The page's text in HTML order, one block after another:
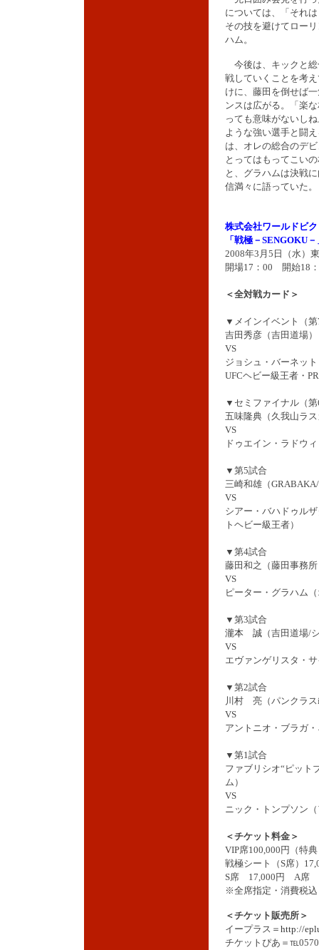
については、「それ
その技を避けてロー
ハム。
今後は、キックと総
戦していくことを考
けに、藤田を倒せば
ンスは広がる。「楽
っても意味がないし
ような強い選手と闘
は、オレの総合のデ
とってはもってこい
と、グラハムは決戦
信満々に語っていた。
株式会社ワールドビ
「戦極－SENGOKU－
2008年3月5日（水）
開場17：00 開始18
＜全対戦カード＞
▼メインイベント（第
吉田秀彦（吉田道場）
VS
ジョシュ・バーネッ
UFCヘビー級王者・
▼セミファイナル（第
五味隆典（久我山ラ
VS
ドゥエイン・ラドウ
▼第5試合
三崎和雄（
VS
シアー・バハドゥル
トヘビー級王者）
▼第4試合
藤田和之（藤田事務所
VS
ピーター・グラハム
▼第3試合
瀧本 誠（吉田道場/
VS
エヴァンゲリスタ・
▼第2試合
川村 亮（パンクラス
VS
アントニオ・ブラガ
▼第1試合
ファブリシオ“ピット
ム）
VS
ニック・トンプソン
＜チケット料金＞
VIP席100,000円（特
戦極シート（S席）
S席 17,000円 A席
※全席指定・消費税込
＜チケット販売所＞
イープラス＝ http://
チケットぴあ＝